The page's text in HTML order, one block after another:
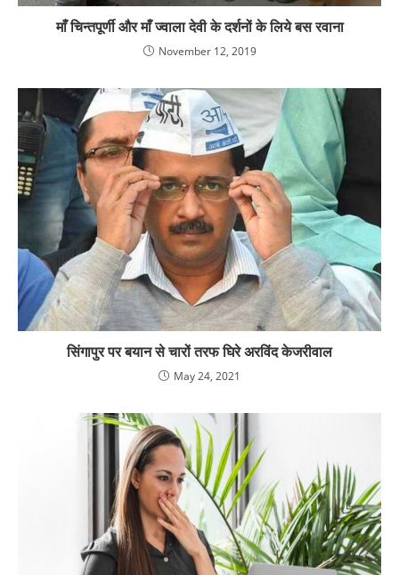
माँ चिन्तपूर्णी और माँ ज्वाला देवी के दर्शनों के लिये बस रवाना
November 12, 2019
सिंगापुर पर बयान से चारों तरफ घिरे अरविंद केजरीवाल
May 24, 2021